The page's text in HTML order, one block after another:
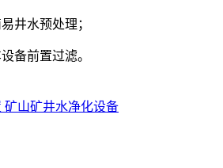
井水预处理；
备前置过滤。
矿山矿井水净化设备